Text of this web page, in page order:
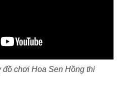
đồ chơi Hoa Sen Hồng thi